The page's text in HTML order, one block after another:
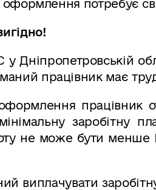
оформлення потребує
у Дніпропетровській
працівник має
працівник
заробітну
не може бути
виплачувати